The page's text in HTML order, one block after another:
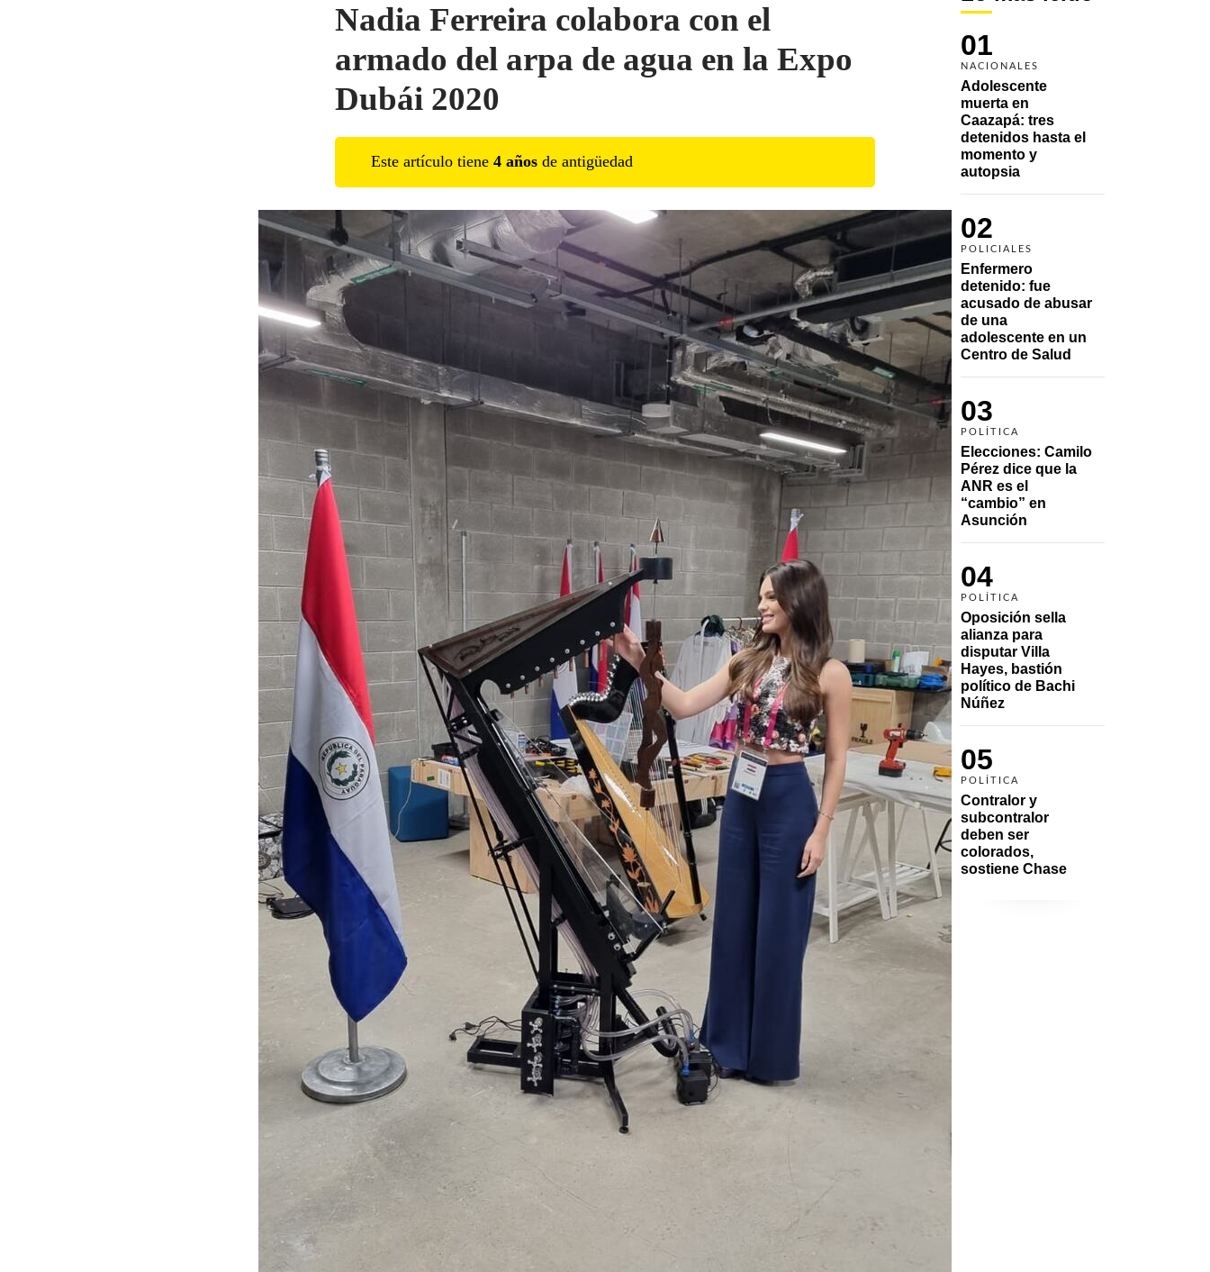
01
NACIONALES
Adolescente
muerta en
Caazapá: tres
detenidos hasta el
momento y
autopsia
02
POLICIALES
Enfermero
detenido: fue
acusado de abusar
de una
adolescente en un
Centro de Salud
03
POLÍTICA
Elecciones: Camilo
Pérez dice que la
ANR es el
“cambio” en
Asunción
04
POLÍTICA
Oposición sella
alianza para
disputar Villa
Hayes, bastión
político de Bachi
Núñez
05
POLÍTICA
Contralor y
subcontralor
deben ser
colorados,
sostiene Chase
Nadia Ferreira colabora con el
armado del arpa de agua en la Expo
Dubái 2020
Este artículo tiene 4 años de antigüedad